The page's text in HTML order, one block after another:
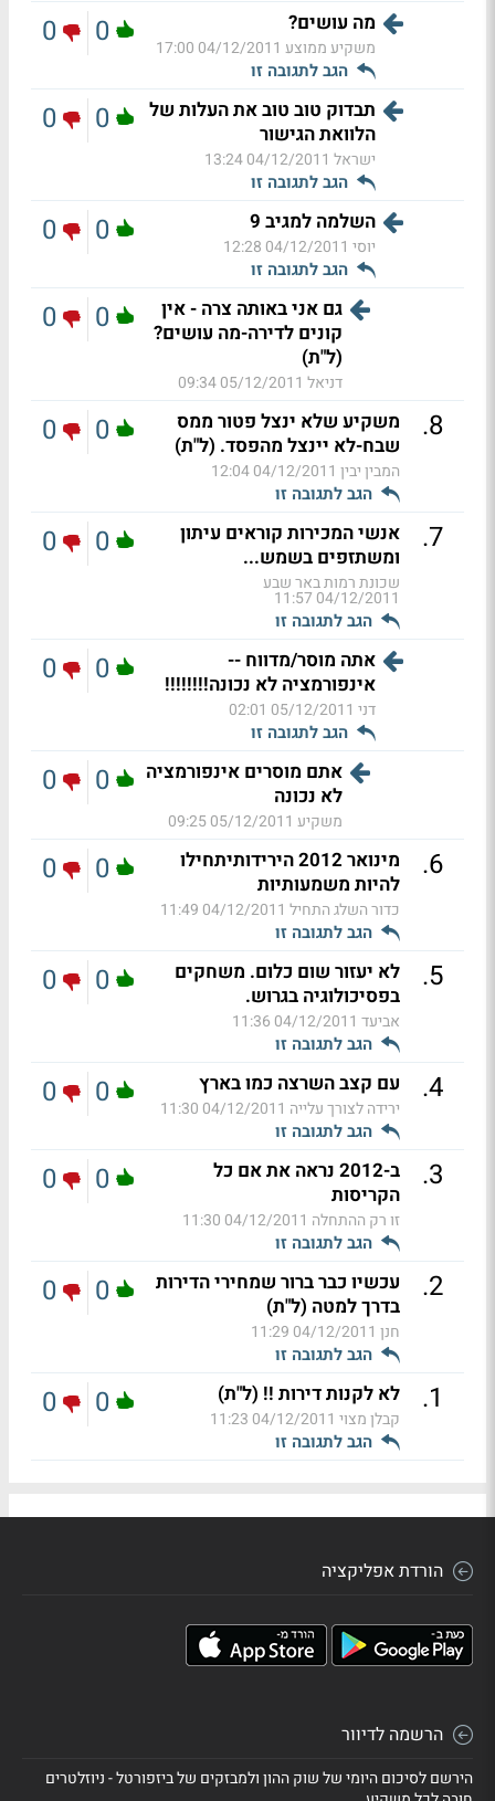
מה עושים?
משקיע ממוצע 04/12/2011 17:00
הגב לתגובה זו
0
0
תבדוק טוב טוב את העלות של
הלוואת הגישור
ישראל 04/12/2011 13:24
הגב לתגובה זו
0
0
השלמה למגיב 9
יוסי 04/12/2011 12:28
הגב לתגובה זו
0
0
גם אני באותה צרה - אין
קונים לדירה-מה עושים?
(ל"ת)
דניאל 05/12/2011 09:34
0
0
8
.
משקיע שלא ינצל פטור ממס
שבח-לא יינצל מהפסד. (ל"ת)
המבין יבין 04/12/2011 12:04
הגב לתגובה זו
0
0
7
.
אנשי המכירות קוראים עיתון
ומשתזפים בשמש...
שכונת רמות באר שבע
04/12/2011 11:57
הגב לתגובה זו
0
0
אתה מוסר/מדווח --
אינפורמציה לא נכונה!!!!!!!!
דני 05/12/2011 02:01
הגב לתגובה זו
0
0
אתם מוסרים אינפורמציה
לא נכונה
משקיע 05/12/2011 09:25
0
0
6
.
מינואר 2012 הירידותיתחילו
להיות משמעותיות
כדור השלג התחיל 04/12/2011 11:49
הגב לתגובה זו
0
0
5
.
לא יעזור שום כלום. משחקים
בפסיכולוגיה בגרוש.
אביעד 04/12/2011 11:36
הגב לתגובה זו
0
0
4
. עם קצב השרצה כמו בארץ
ירידה לצורך עלייה 04/12/2011 11:30
הגב לתגובה זו
0
0
3
.
ב-2012 נראה את אם כל
הקריסות
זו רק ההתחלה 04/12/2011 11:30
הגב לתגובה זו
0
0
2
.
עכשיו כבר ברור שמחירי הדירות
בדרך למטה (ל"ת)
חנן 04/12/2011 11:29
הגב לתגובה זו
0
0
1
. לא לקנות דירות !! (ל"ת)
קבלן מצוי 04/12/2011 11:23
הגב לתגובה זו
0
0
הורדת אפליקציה
הרשמה לדיוור
הירשם לסיכום היומי של שוק ההון ולמבזקים של ביזפורטל - ניוזלטרים